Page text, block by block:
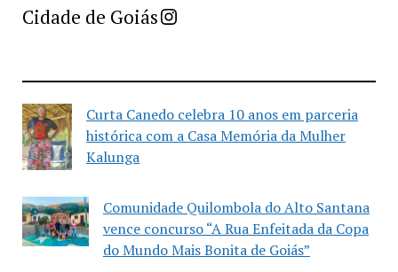
Cidade de GoiásImprensa Criativa da Cidade de Goiás
Curta Canedo celebra 10 anos em parceria
histórica com a Casa Memória da Mulher
Kalunga
Comunidade Quilombola do Alto Santana
vence concurso “A Rua Enfeitada da Copa
do Mundo Mais Bonita de Goiás”